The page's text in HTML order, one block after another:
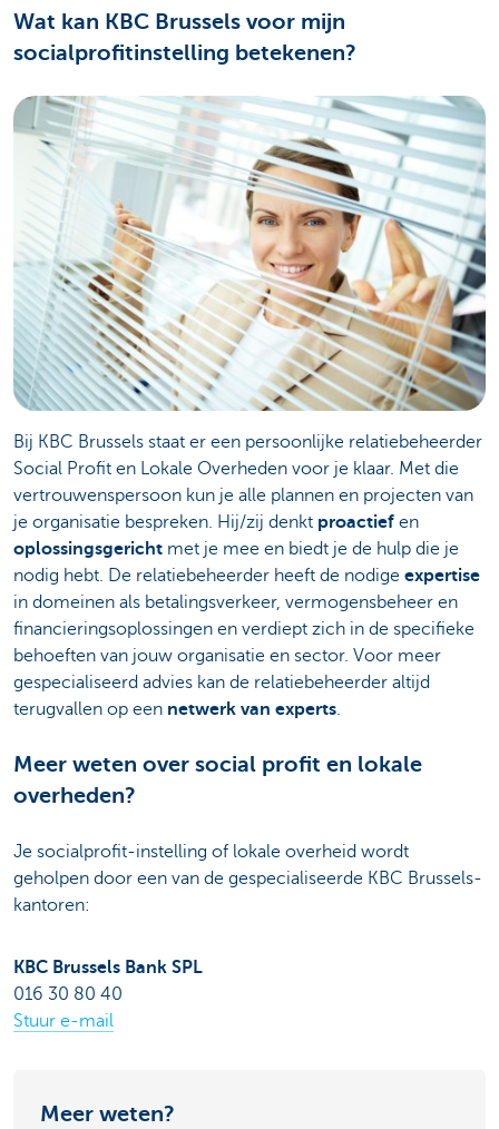
Wat kan KBC Brussels voor mijn
socialprofitinstelling betekenen?
Bij KBC Brussels staat er een persoonlijke relatiebeheerder
Social Profit en Lokale Overheden voor je klaar. Met die
vertrouwenspersoon kun je alle plannen en projecten van
je organisatie bespreken. Hij/zij denkt proactief en
oplossingsgericht met je mee en biedt je de hulp die je
nodig hebt. De relatiebeheerder heeft de nodige expertise
in domeinen als betalingsverkeer, vermogensbeheer en
financieringsoplossingen en verdiept zich in de specifieke
behoeften van jouw organisatie en sector. Voor meer
gespecialiseerd advies kan de relatiebeheerder altijd
terugvallen op een netwerk van experts.
Meer weten over social profit en lokale
overheden?
Je socialprofit-instelling of lokale overheid wordt
geholpen door een van de gespecialiseerde KBC Brussels-
kantoren:
KBC Brussels Bank SPL
016 30 80 40
Stuur e-mail
Meer weten?